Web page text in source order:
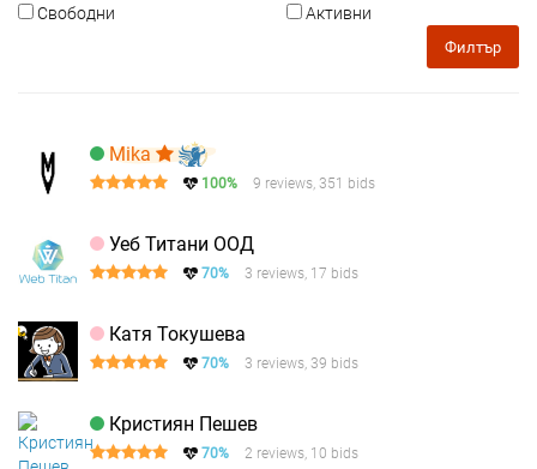
Свободни
Активни
Филтър
Mika
100% 9 reviews, 351 bids
Уеб Титани ООД
70% 3 reviews, 17 bids
Катя Токушева
70% 3 reviews, 39 bids
Кристиян Пешев
70% 2 reviews, 10 bids